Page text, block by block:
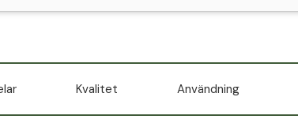
Kvalitet Användning